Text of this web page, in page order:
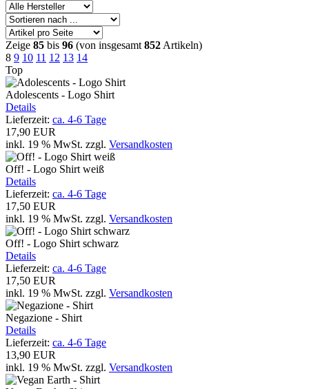
Zeige 85 bis 96 (von insgesamt 852 Artikeln)
8 9 10 11 12 13 14
Top
Adolescents - Logo Shirt
Details
Lieferzeit: ca. 4-6 Tage
17,90 EUR
inkl. 19 % MwSt. zzgl. Versandkosten
Off! - Logo Shirt weiß
Details
Lieferzeit: ca. 4-6 Tage
17,50 EUR
inkl. 19 % MwSt. zzgl. Versandkosten
Off! - Logo Shirt schwarz
Details
Lieferzeit: ca. 4-6 Tage
17,50 EUR
inkl. 19 % MwSt. zzgl. Versandkosten
Negazione - Shirt
Details
Lieferzeit: ca. 4-6 Tage
13,90 EUR
inkl. 19 % MwSt. zzgl. Versandkosten